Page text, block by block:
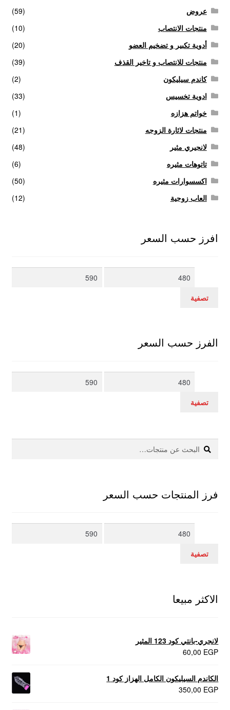
عروض
(59)
منتجات الانتصاب
(10)
أدوية تكبير و تضخيم العضو
(20)
منتجات للانتصاب و تاخير القذف
(39)
كاندم سيليكون
(2)
ادوية تخسيس
(33)
خواتم هزازه
(1)
منتجات لاثارة الزوجه
(21)
لانجيري مثير
(48)
تاتوهات مثيره
(6)
اكسسوارات مثيره
(50)
العاب زوجية
(12)
افرز حسب السعر
أدنى
أعلى
تصفية
الفرز حسب السعر
أدنى
أعلى
تصفية
البحث
عن:
بحث
فرز المنتجات حسب السعر
أدنى
أعلى
تصفية
الاكثر مبيعا
لانجري-بانتي كود 123 المثير
60,00 EGP
الكاندم السيليكون الكامل الهزاز كود 1
350,00 EGP